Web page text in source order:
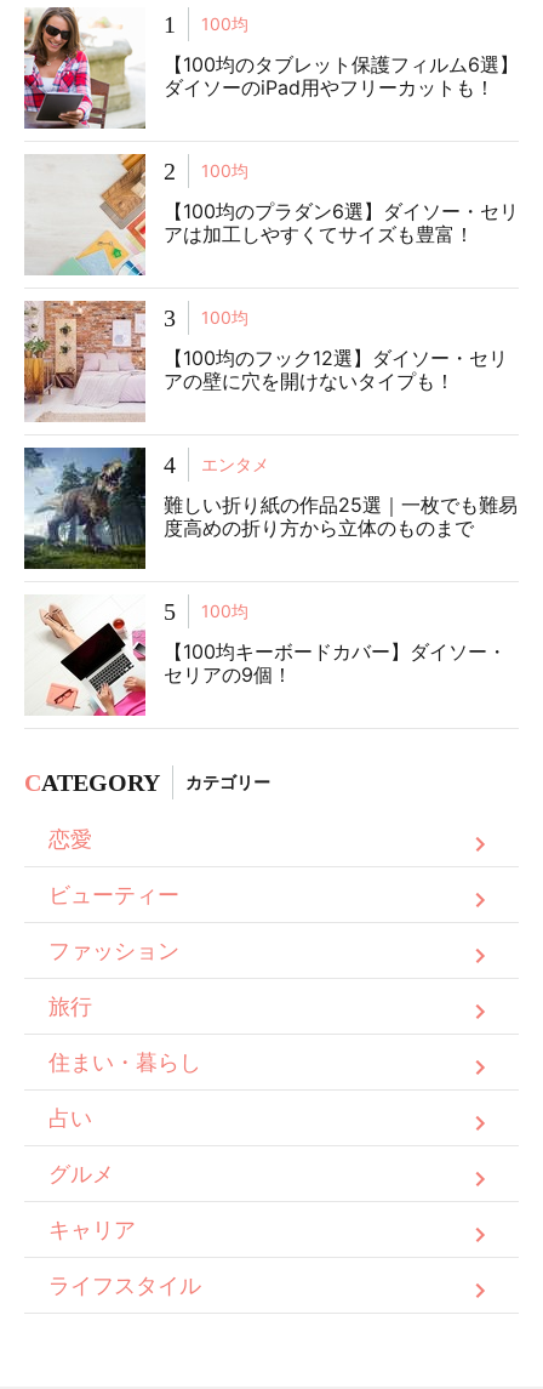
1 100均
【100均のタブレット保護フィルム6選】
ダイソーのiPad用やフリーカットも！
2 100均
【100均のプラダン6選】ダイソー・セリ
アは加工しやすくてサイズも豊富！
3 100均
【100均のフック12選】ダイソー・セリ
アの壁に穴を開けないタイプも！
4 エンタメ
難しい折り紙の作品25選｜一枚でも難易
度高めの折り方から立体のものまで
5 100均
【100均キーボードカバー】ダイソー・
セリアの9個！
CATEGORY カテゴリー
恋愛
ビューティー
ファッション
旅行
住まい・暮らし
占い
グルメ
キャリア
ライフスタイル